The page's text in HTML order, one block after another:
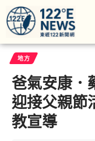
地方
爸氣安康．
迎接父親
教宣導